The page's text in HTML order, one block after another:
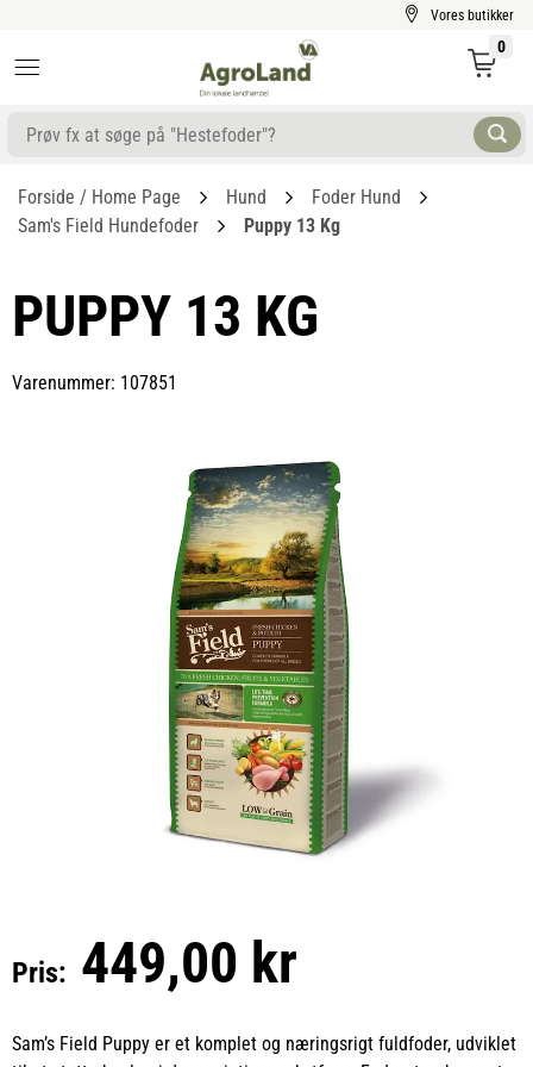
Vores butikker
0
Forside / Home Page Hund
Foder Hund
Sam's Field Hundefoder
Puppy 13 Kg
PUPPY 13 KG
Varenummer: 107851
Pris: 449,00 kr
Sam’s Field Puppy er et komplet og næringsrigt fuldfoder, udviklet